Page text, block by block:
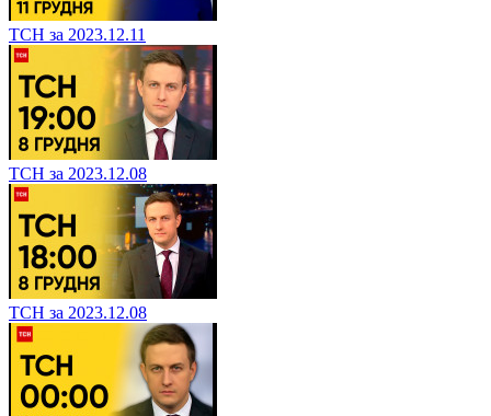
ТСН за 2023.12.11
ТСН за 2023.12.08
ТСН за 2023.12.08